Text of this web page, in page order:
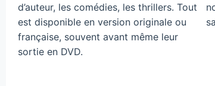
d’auteur, les comédies, les thrillers. Tout
est disponible en version originale ou
française, souvent avant même leur
sortie en DVD.